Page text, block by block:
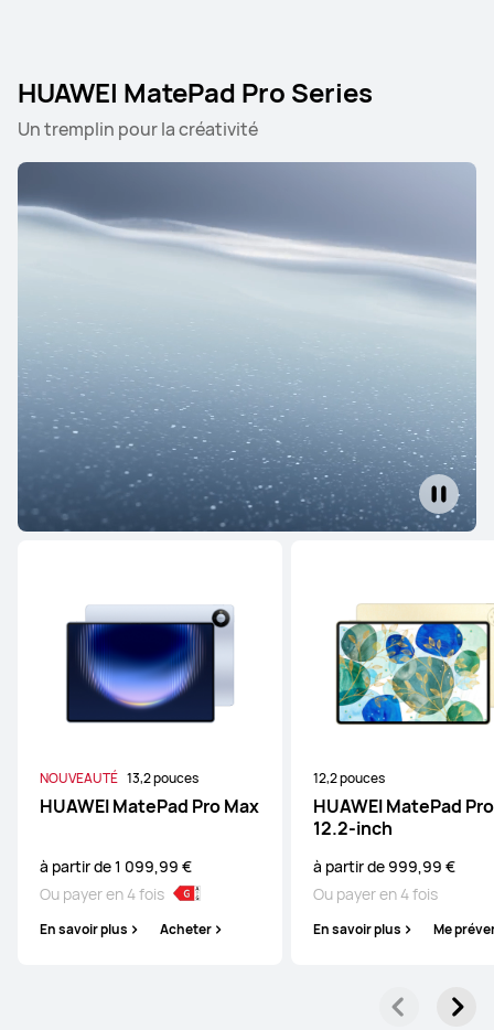
HUAWEI MatePad Pro Series
Un tremplin pour la créativité
NOUVEAUTÉ 13,2 pouces
HUAWEI MatePad Pro Max
à partir de 1 099,99 €
Ou payer en 4 fois
En savoir plus Acheter
12,2 pouces
HUAWEI MatePad Pro
12.2-inch
à partir de 999,99 €
Ou payer en 4 fois
En savoir plus Me